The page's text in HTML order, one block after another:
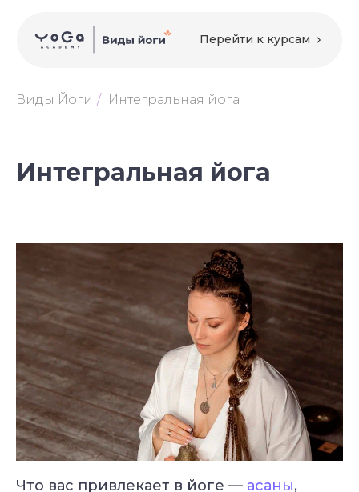
Перейти к курсам
Виды Йоги / Интегральная йога
Интегральная йога
Что вас привлекает в йоге — асаны,